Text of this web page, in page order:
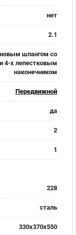
нет
2.1
шлангом со
4-х лепестковым
наконечником
Передвижной
да
2
1
228
сталь
330х370х550